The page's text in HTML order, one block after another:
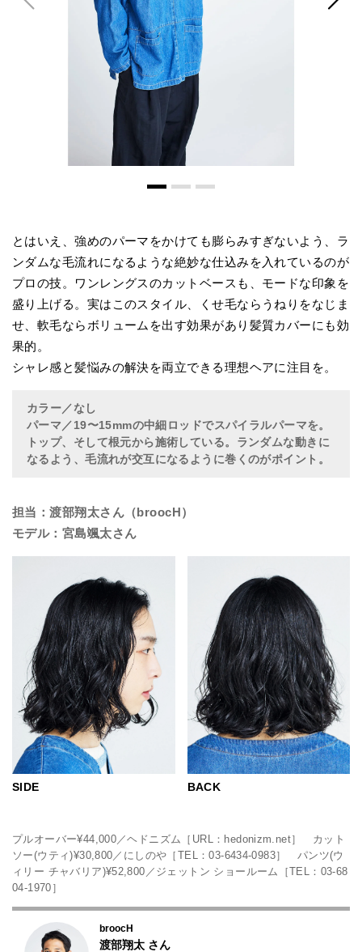
とはいえ、強めのパーマをかけても膨らみすぎないよう、ラ
ンダムな毛流れになるような絶妙な仕込みを入れているのが
プロの技。ワンレングスのカットベースも、モードな印象を
盛り上げる。実はこのスタイル、くせ毛ならうねりをなじま
せ、軟毛ならボリュームを出す効果があり髪質カバーにも効
果的。
シャレ感と髪悩みの解決を両立できる理想ヘアに注目を。
カラー／なし
パーマ／19〜15mmの中細ロッドでスパイラルパーマを。
トップ、そして根元から施術している。ランダムな動きに
なるよう、毛流れが交互になるように巻くのがポイント。
担当：渡部翔太さん（broocH）
モデル：宮島颯太さん
SIDE BACK
プルオーバー¥44,000／ヘドニズム［URL：hedonizm.net］ カット
ソー(ウティ)¥30,800／にしのや［TEL：03-6434-0983］ パンツ(ウ
ィリー チャバリア)¥52,800／ジェットン ショールーム［TEL：03-68
04-1970］
broocH
渡部翔太 さん